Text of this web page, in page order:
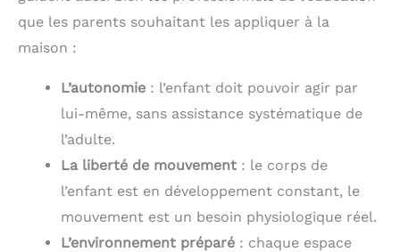
que les parents souhaitant les appliquer à la
maison :
L’autonomie : l’enfant doit pouvoir agir par
lui-même, sans assistance systématique de
l’adulte.
La liberté de mouvement : le corps de
l’enfant est en développement constant, le
mouvement est un besoin physiologique réel.
L’environnement préparé : chaque espace